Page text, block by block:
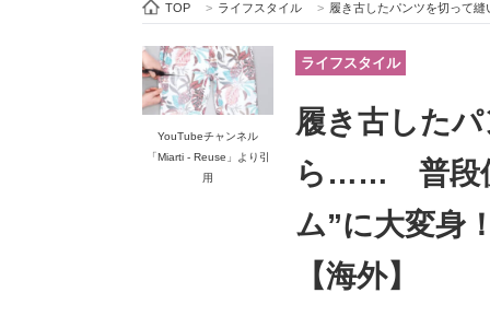
ビジネスと働き方のヒント
ITエンジニア向け専門サイト 企業向けIT
モノづくり技術者専門サイト
TOP > ライフスタイル > 履き古したパンツを切って縫い合
YouTubeチャンネル
「Miarti - Reuse」より引
用
ライフスタイル
履き古した
ら…… 普段
ム”に大変身
【海外】